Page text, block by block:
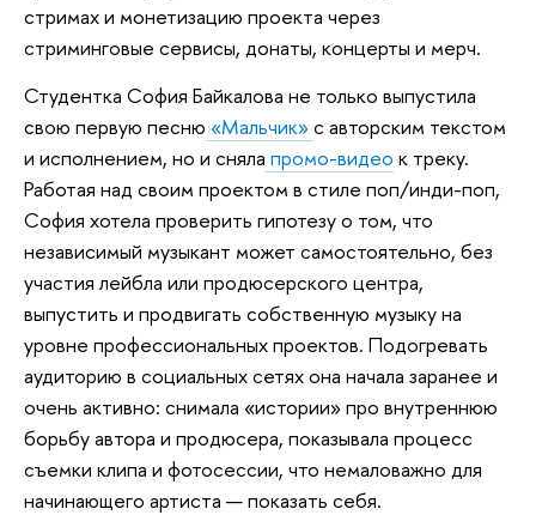
стримах и монетизацию проекта через
стриминговые сервисы, донаты, концерты и мерч.
Студентка София Байкалова не только выпустила
свою первую песню «Мальчик»с авторским текстом
и исполнением, но и сняла промо-видео к треку.
Работая над своим проектом в стиле поп/инди-поп,
София хотела проверить гипотезу о том, что
независимый музыкант может самостоятельно, без
участия лейбла или продюсерского центра,
выпустить и продвигать собственную музыку на
уровне профессиональных проектов. Подогревать
аудиторию в социальных сетях она начала заранее и
очень активно: снимала «истории» про внутреннюю
борьбу автора и продюсера, показывала процесс
съемки клипа и фотосессии, что немаловажно для
начинающего артиста — показать себя.